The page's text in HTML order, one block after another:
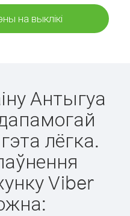
на выклікі
Антыгуа
лёгка.
Viber